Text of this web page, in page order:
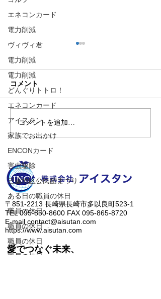
エネコンカード
電力削減
ヴィヴィ君
電力削減
電力削減
どんぐりトトロ！
エネコンカード
アイスタン
家族でお出かけ
ENCONカード
害虫駆除
三重地区公民館まつり
ある日の職員の休日
職員の休日
職員の休日
職員の休日
職員の休日『サブスク、はじめました
コメント
コメントを追加…
​〒851-2213 長崎県長崎市多以良町523-1
TEL095-850-8600 FAX 095-865-8720
E-mail contact@aisutan.com
https://www.aisutan.com
愛でつなぐ未来、